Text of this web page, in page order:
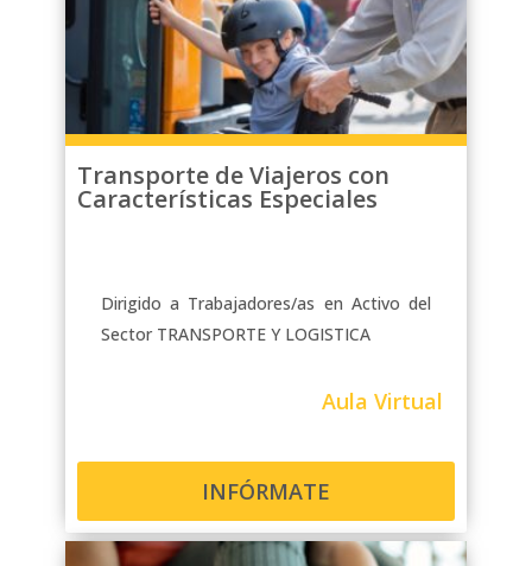
tarde, noche o durante los fines de
semana. Además, contarás con un
foro para resolver tus dudas y
participar en tutorías personalizadas
con el instructor.
Transporte de Viajeros con
Características Especiales
Dirigido a Trabajadores/as en Activo del
Sector TRANSPORTE Y LOGISTICA
Aula Virtual
INFÓRMATE